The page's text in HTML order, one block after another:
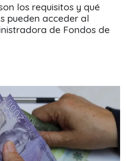
los requisitos y qué
pueden acceder al
de Fondos de